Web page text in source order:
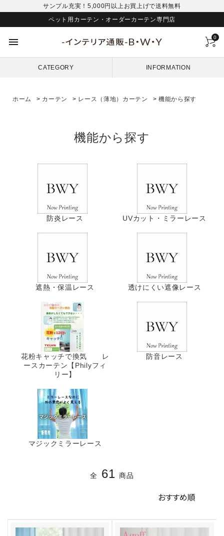
サンプル充実！5,000円以上お買上げで送料無料
ペット用カーテン・オーダーカーテン専門店
menu 0
CATEGORY INFORMATION
ホーム > カーテン > レース（薄地）カーテン > 機能から探す
機能から探す
防炎レース UVカット・ミラーレース
遮熱・保温レース 透けにくい遮像レース
花粉キャッチで換気 レ
ースカーテン【Philyフィ
リー】
防音レース
マジックミラーレース
全 61 商品